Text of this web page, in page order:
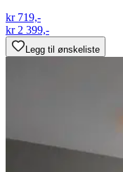
kr 719,-
kr 2 399,-
Legg til ønskeliste